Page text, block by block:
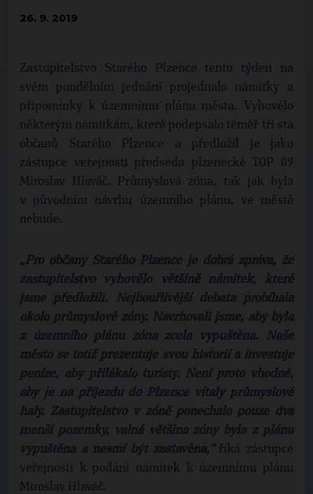
26. 9. 2019
Zastupitelstvo Starého Plzence tento týden na
svém pondělním jednání projednalo námitky a
připomínky k územnímu plánu města. Vyhovělo
některým námitkám, které podepsalo téměř tři sta
občanů Starého Plzence a předložil je jako
zástupce veřejnosti předseda plzenecké TOP 09
Miroslav Hlaváč. Průmyslová zóna, tak jak byla
v původním návrhu územního plánu, ve městě
nebude.
„Pro občany Starého Plzence je dobrá zpráva, že
zastupitelstvo vyhovělo většině námitek, které
jsme předložili. Nejbouřlivější debata probíhala
okolo průmyslové zóny. Navrhovali jsme, aby byla
z územního plánu zóna zcela vypuštěna. Naše
město se totiž prezentuje svou historií a investuje
peníze, aby přilákalo turisty. Není proto vhodné,
aby je na příjezdu do Plzence vítaly průmyslové
haly. Zastupitelstvo v zóně ponechalo pouze dva
menší pozemky, valná většina zóny byla z plánu
vypuštěna a nesmí být zastavěna,“ říká zástupce
veřejnosti k podání námitek k územnímu plánu
Miroslav Hlaváč.